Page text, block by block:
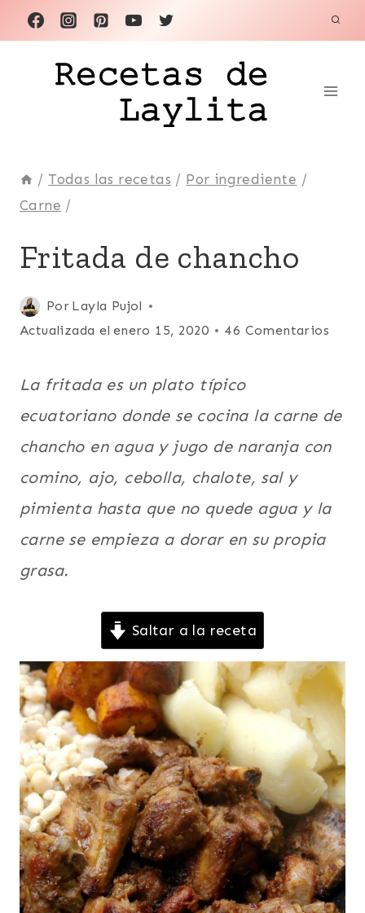
Saltar
al
contenido
/ Todas las recetas / Por ingrediente /
Carne /
CERDO,
CHANCHO
|
|
LATINO/HISPANO
PARA
|
PRINCIPAL
SUDAMERICA
Fritada de chancho
Por Layla Pujol
Publicada
el
Actualizada el enero 15, 2020 46 Comentarios
La fritada es un plato típico
ecuatoriano donde se cocina la carne de
chancho en agua y jugo de naranja con
comino, ajo, cebolla, chalote, sal y
pimienta hasta que no quede agua y la
carne se empieza a dorar en su propia
grasa.
Saltar a la receta